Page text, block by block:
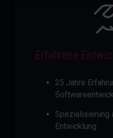
Erfahrene
25 Jahre
Spezialisierung
Entwicklung